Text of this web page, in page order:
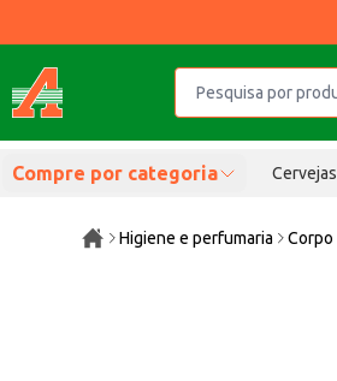
Compre por categoria Cervejas
Higiene e perfumaria Corpo